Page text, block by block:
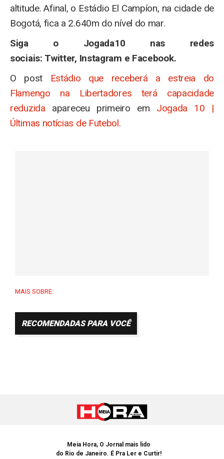
altitude. Afinal, o Estádio El Campíon, na cidade de
Bogotá, fica a 2.640m do nível do mar.
Siga o Jogada10 nas redes
sociais: Twitter, Instagram e Facebook.
O post
Estádio que receberá a estreia do
Flamengo na Libertadores terá capacidade
reduzida apareceu primeiro em Jogada 10 |
Últimas notícias de Futebol.
MAIS SOBRE:
RECOMENDADAS PARA VOCÊ
Meia Hora, O Jornal mais lido
do Rio de Janeiro. É Pra Ler e Curtir!